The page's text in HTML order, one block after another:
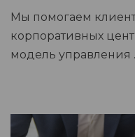
Мы помогаем
корпоративных
модель управления